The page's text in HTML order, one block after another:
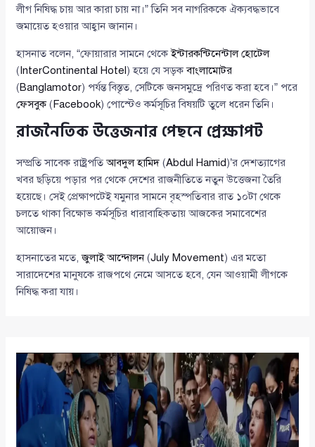
লীগ নিষিদ্ধ চায় আর কারা চায় না।” তিনি সব নাগরিককে ঐক্যবদ্ধভাবে
জমায়েত হওয়ার আহ্বান জানান।
হাসনাত বলেন, “ফোয়ারার সামনে থেকেইন্টারকন্টিনেন্টাল হোটেল
( InterContinental Hotel ) হয়ে যে সড়কবাংলামোটর
(Banglamotor) পর্যন্ত বিস্তৃত, সেটিকে জনসমুদ্রে পরিণত করা হবে।” পরে
ফেসবুক( Facebook) পোস্টেও কর্মসূচির বিষয়টি তুলে ধরেন তিনি।
রাজনৈতিক উত্তেজনার পেছনে প্রেক্ষাপট
সম্প্রতি সাবেক রাষ্ট্রপতিআবদুল হামিদ (Abdul Hamid)’র দেশত্যাগের
খবর ছড়িয়ে পড়ার পর থেকে দেশের রাজনীতিতে নতুন উত্তেজনা তৈরি
হয়েছে। সেই প্রেক্ষাপটেই যমুনার সামনে বৃহস্পতিবার রাত ১০টা থেকে
চলতে থাকা বিক্ষোভ কর্মসূচির ধারাবাহিকতায় আজকের সমাবেশের
আয়োজন।
হাসনাতের মতে,জুলাই আন্দোলন(July Movement) এর মতো
সারাদেশের মানুষকে রাজপথে নেমে আসতে হবে, যেন আওয়ামী লীগকে
নিষিদ্ধ করা যায়।